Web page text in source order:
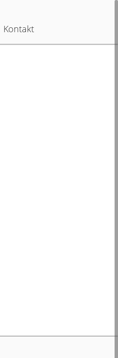
Kontakt